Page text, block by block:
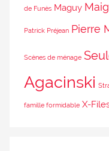
de Funès Maguy
Patrick Préjean Pierre
Scènes de ménage
Agacinski
famille formidable X-